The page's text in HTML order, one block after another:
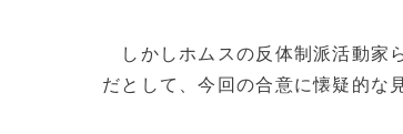
しかしホムスの反体制派活動家
だとして、今回の合意に懐疑的な